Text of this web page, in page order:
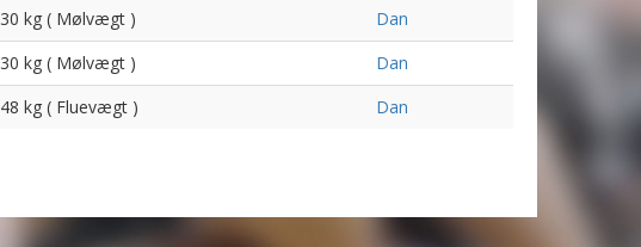
30 kg ( Mølvægt )
Dan
30 kg ( Mølvægt )
Dan
48 kg ( Fluevægt ) Dan